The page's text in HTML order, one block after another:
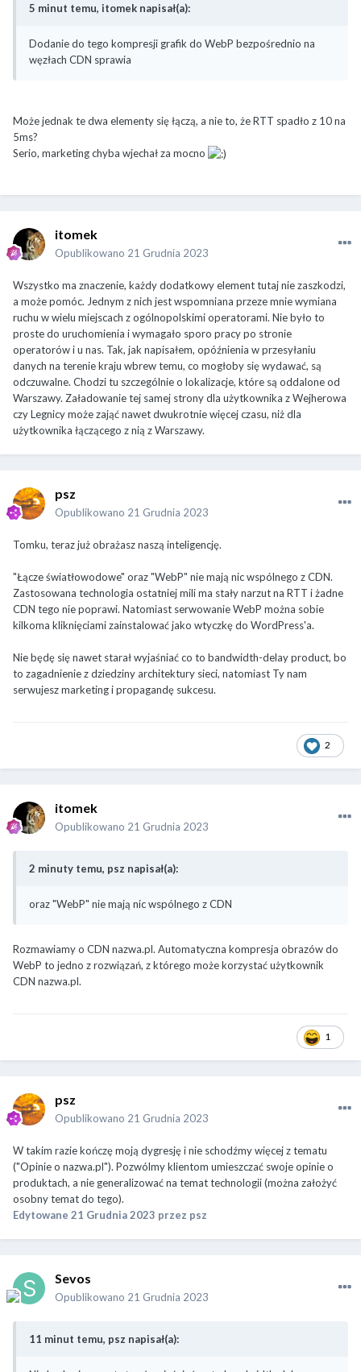
5 minut temu, itomek napisał(a):
Dodanie do tego kompresji grafik do WebP bezpośrednio na
węzłach CDN sprawia
Może jednak te dwa elementy się łączą, a nie to, że RTT spadło z 10 na
5ms?
Serio, marketing chyba wjechał za mocno
itomek
Opublikowano 21 Grudnia 2023
Wszystko ma znaczenie, każdy dodatkowy element tutaj nie zaszkodzi,
a może pomóc. Jednym z nich jest wspomniana przeze mnie wymiana
ruchu w wielu miejscach z ogólnopolskimi operatorami. Nie było to
proste do uruchomienia i wymagało sporo pracy po stronie
operatorów i u nas. Tak, jak napisałem, opóźnienia w przesyłaniu
danych na terenie kraju wbrew temu, co mogłoby się wydawać, są
odczuwalne. Chodzi tu szczególnie o lokalizacje, które są oddalone od
Warszawy. Załadowanie tej samej strony dla użytkownika z Wejherowa
czy Legnicy może zająć nawet dwukrotnie więcej czasu, niż dla
użytkownika łączącego z nią z Warszawy.
psz
Opublikowano 21 Grudnia 2023
Tomku, teraz już obrażasz naszą inteligencję.
"Łącze światłowodowe" oraz "WebP" nie mają nic wspólnego z CDN.
Zastosowana technologia ostatniej mili ma stały narzut na RTT i żadne
CDN tego nie poprawi. Natomiast serwowanie WebP można sobie
kilkoma kliknięciami zainstalować jako wtyczkę do WordPress'a.
Nie będę się nawet starał wyjaśniać co to bandwidth-delay product, bo
to zagadnienie z dziedziny architektury sieci, natomiast Ty nam
serwujesz marketing i propagandę sukcesu.
2
itomek
Opublikowano 21 Grudnia 2023
2 minuty temu, psz napisał(a):
oraz "WebP" nie mają nic wspólnego z CDN
Rozmawiamy o CDN nazwa.pl. Automatyczna kompresja obrazów do
WebP to jedno z rozwiązań, z którego może korzystać użytkownik
CDN nazwa.pl.
1
psz
Opublikowano 21 Grudnia 2023
W takim razie kończę moją dygresję i nie schodźmy więcej z tematu
("Opinie o nazwa.pl"). Pozwólmy klientom umieszczać swoje opinie o
produktach, a nie generalizować na temat technologii (można założyć
osobny temat do tego).
Edytowane 21 Grudnia 2023 przez psz
Sevos
Opublikowano 21 Grudnia 2023
11 minut temu, psz napisał(a):